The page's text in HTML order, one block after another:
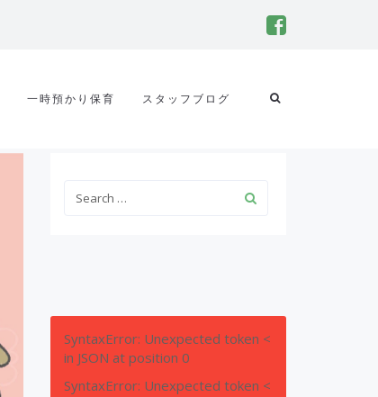
一時預かり保育 スタッフブログ
SyntaxError: Unexpected token <
in JSON at position 0
SyntaxError: Unexpected token <